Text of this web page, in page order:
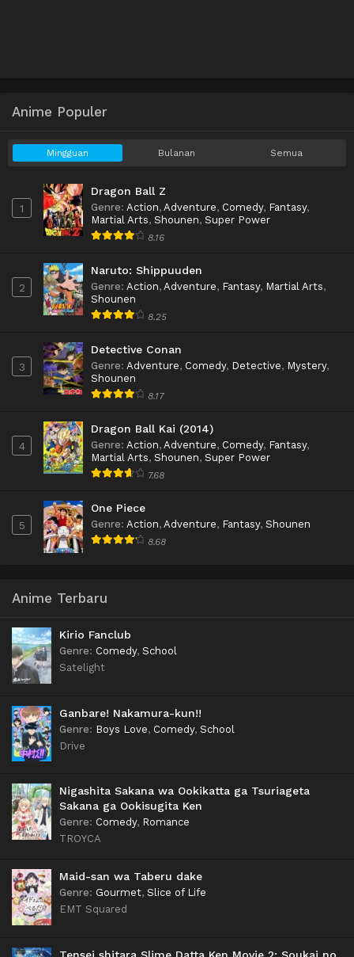
Anime Populer
Mingguan Bulanan Semua
1
Dragon Ball Z
Genre: Action, Adventure, Comedy, Fantasy,
Martial Arts, Shounen, Super Power
8.16
2
Naruto: Shippuuden
Genre: Action, Adventure, Fantasy, Martial Arts,
Shounen
8.25
3
Detective Conan
Genre: Adventure, Comedy, Detective, Mystery,
Shounen
8.17
4
Dragon Ball Kai (2014)
Genre: Action, Adventure, Comedy, Fantasy,
Martial Arts, Shounen, Super Power
7.68
5
One Piece
Genre: Action, Adventure, Fantasy, Shounen
8.68
Anime Terbaru
Kirio Fanclub
Genre: Comedy, School
Satelight
Ganbare! Nakamura-kun!!
Genre: Boys Love, Comedy, School
Drive
Nigashita Sakana wa Ookikatta ga Tsuriageta
Sakana ga Ookisugita Ken
Genre: Comedy, Romance
TROYCA
Maid-san wa Taberu dake
Genre: Gourmet, Slice of Life
EMT Squared